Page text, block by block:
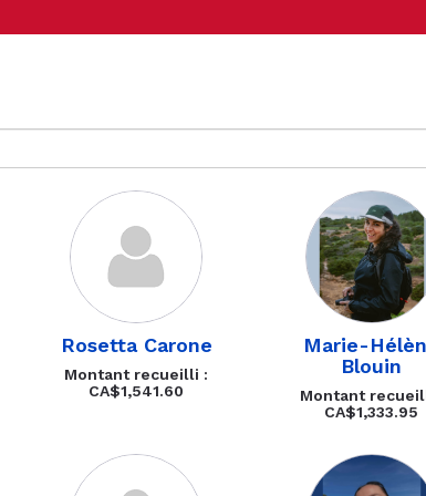
Rosetta Carone
Montant recueilli :
CA$1,541.60
Marie-
Blouin
Montant
CA$1,333.95